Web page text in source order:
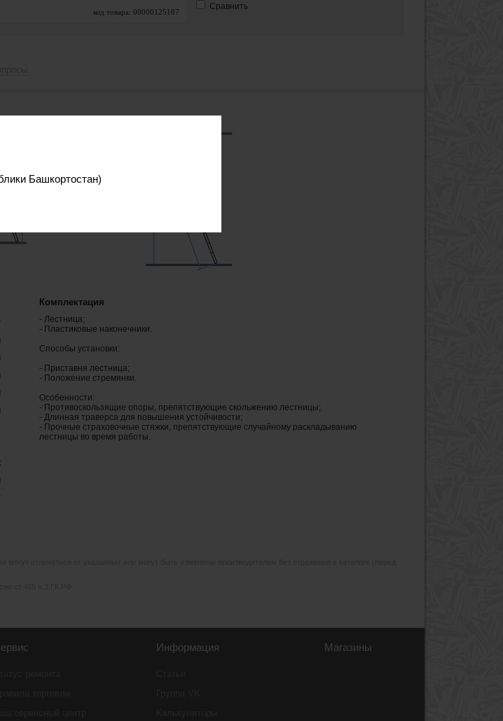
Башкортостан)
код товара: 00000125187
Сравнить
Комплектация
- Лестница;
- Пластиковые наконечники.
Способы установки:
- Приставня лестница;
- Положение стремянки.
Особенности:
- Противоскользящие опоры, препятствующие скольжению лестницы;
- Длинная траверса для повышения устойчивости;
- Прочные страховочные стяжки, препятствующие случайному раскладыванию
лестницы во время работы.
Информация Магазины